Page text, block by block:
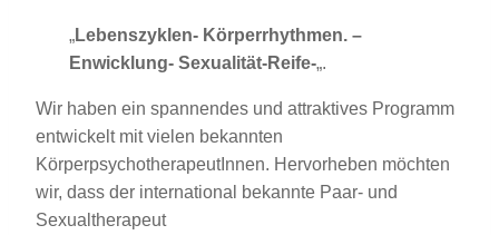
„Lebenszyklen- Körperrhythmen. –
Enwicklung- Sexualität-Reife-„.
Wir haben ein spannendes und attraktives Programm
entwickelt mit vielen bekannten
KörperpsychotherapeutInnen. Hervorheben möchten
wir, dass der international bekannte Paar- und
Sexualtherapeut